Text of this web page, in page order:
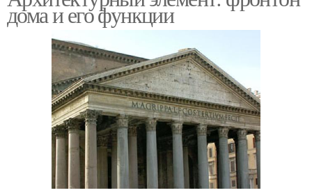
дома и его функции